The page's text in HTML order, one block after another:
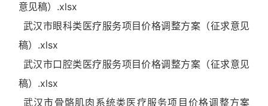
意见稿）.xlsx
武汉市眼科类医疗服务项目价格调整方案（征求意见
稿）.xlsx
武汉市口腔类医疗服务项目价格调整方案（征求意见
稿）.xlsx
武汉市骨骼肌肉系统类医疗服务项目价格调整方案